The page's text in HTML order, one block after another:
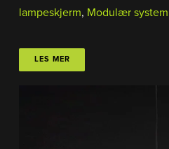
lampeskjerm, Modulær system
LES MER